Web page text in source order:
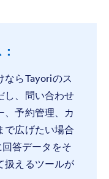
ならTayoriのス
し、問い合わせ
、予約管理、カ
で広げたい場合
答データをそ
扱えるツールが